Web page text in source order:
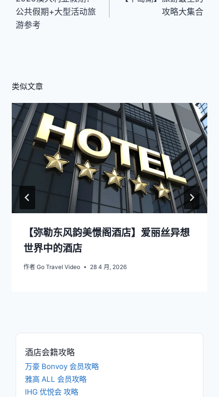
导
公共假期+大型活动旅
游参考
攻略大集合
类似文章
【弥勒东风韵美憬阁酒店】爱丽丝异想
世界中的酒店
作者 Go Travel Video 28 4 月, 2026
酒店会籍攻略
万豪 Bonvoy 会员攻略
雅高 ALL 会员攻略
IHG 优悦会 攻略